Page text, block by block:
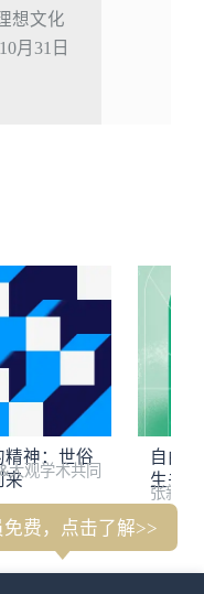
免费，点击了解>>
想文化
月31日
精神：世俗
来
大观学术共同
自由
生书
张新刚
醒的现代人